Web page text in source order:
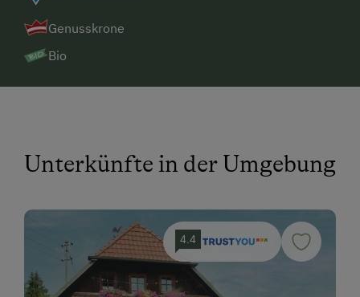
Genusskrone
Bio
Unterkünfte in der Umgebung
4.4